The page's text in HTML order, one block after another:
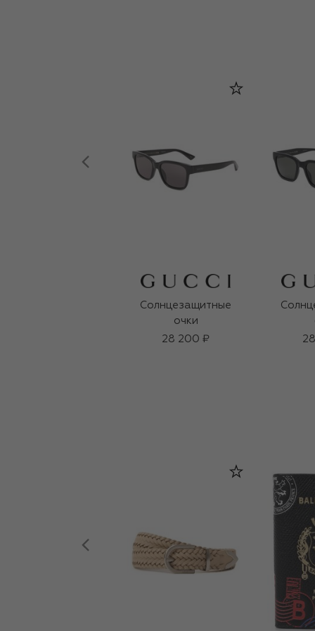
Солнцезащитные
очки
28 200 ₽